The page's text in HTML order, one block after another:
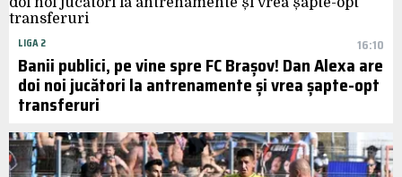
LIGA 2 16:10
Banii publici, pe vine spre FC Brașov! Dan Alexa are
doi noi jucători la antrenamente și vrea șapte-opt
transferuri